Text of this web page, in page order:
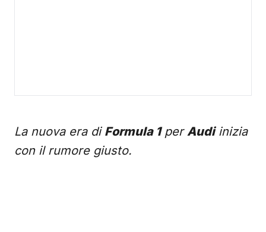
La nuova era di Formula 1perAudiinizia
con il rumore giusto.